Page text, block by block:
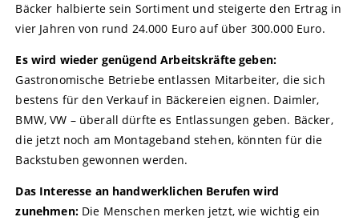
Bäcker halbierte sein Sortiment und steigerte den Ertrag in
vier Jahren von rund 24.000 Euro auf über 300.000 Euro.
Es wird wieder genügend Arbeitskräfte geben:
Gastronomische Betriebe entlassen Mitarbeiter, die sich
bestens für den Verkauf in Bäckereien eignen. Daimler,
BMW, VW – überall dürfte es Entlassungen geben. Bäcker,
die jetzt noch am Montageband stehen, könnten für die
Backstuben gewonnen werden.
Das Interesse an handwerklichen Berufen wird
zunehmen:Die Menschen merken jetzt, wie wichtig ein